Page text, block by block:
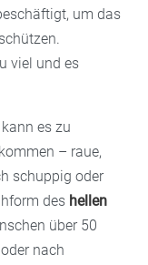
um das
viel und es
es zu
kommen – raue,
schuppig oder
des hellen
über 50
nach